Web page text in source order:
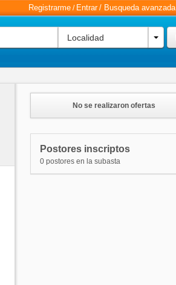
Registrarme / Entrar / Busqueda avanzada
Localidad
No se realizaron ofertas
Postores inscriptos
0 postores en la subasta